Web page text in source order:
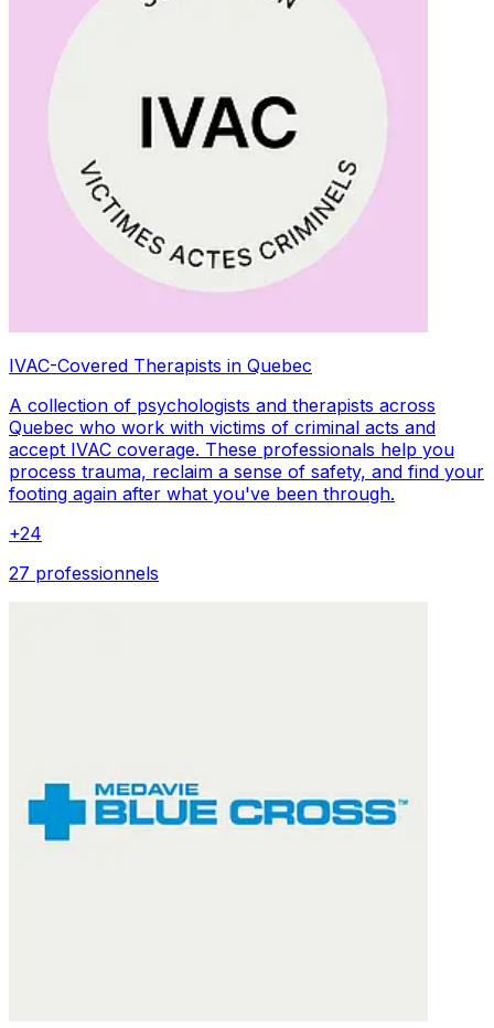
IVAC-Covered Therapists in Quebec
A collection of psychologists and therapists across
Quebec who work with victims of criminal acts and
accept IVAC coverage. These professionals help you
process trauma, reclaim a sense of safety, and find your
footing again after what you've been through.
+24
27 professionnels